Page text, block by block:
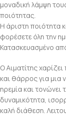
μοναδική λάμψη
ποιότητας.
Η άριστη ποιότητα
φορέσετε όλη την
Κατασκευασμένο
Ο Αιματίτης
και θάρρος για μια
ηρεμία και τονώνει
δυναμικότητα,
καλή διάθεση.